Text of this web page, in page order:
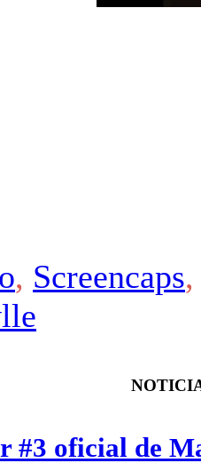
, Screencaps
#3 oficial de